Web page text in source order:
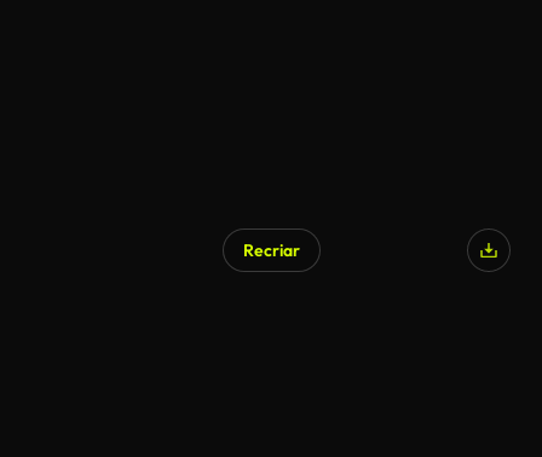
Recriar